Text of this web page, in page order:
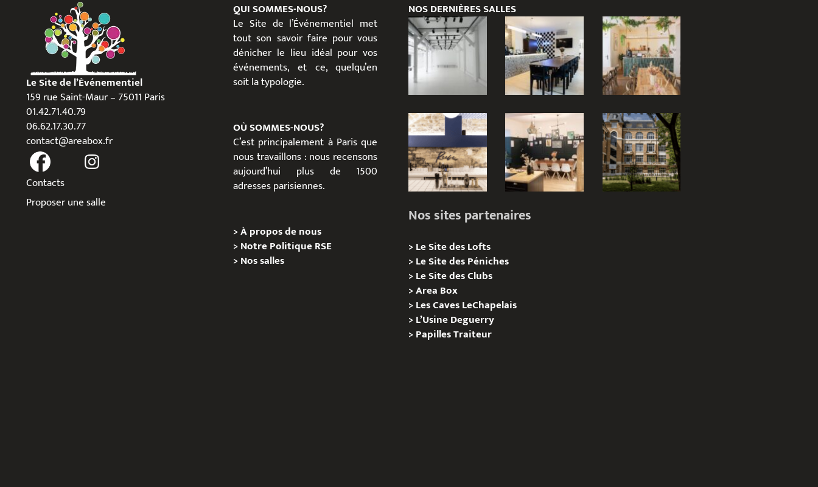
Le Site de l’Événementiel
159 rue Saint-Maur – 75011 Paris
01.42.71.40.79
06.62.17.30.77
contact@areabox.fr
Contacts
Proposer une salle
QUI SOMMES-NOUS?
Le Site de l’Événementiel met
tout son savoir faire pour vous
dénicher le lieu idéal pour vos
événements, et ce, quelqu’en
soit la typologie.
OÙ SOMMES-NOUS?
C’est principalement à Paris que
nous travaillons : nous recensons
aujourd’hui plus de 1500
adresses parisiennes.
>À propos de nous
>Notre Politique RSE
>Nos salles
NOS DERNIÈRES SALLES
Nos sites partenaires
>Le Site des Lofts
>Le Site des Péniches
>Le Site des Clubs
>Area Box
>Les Caves LeChapelais
>L’Usine Deguerry
>PapillesTraiteur